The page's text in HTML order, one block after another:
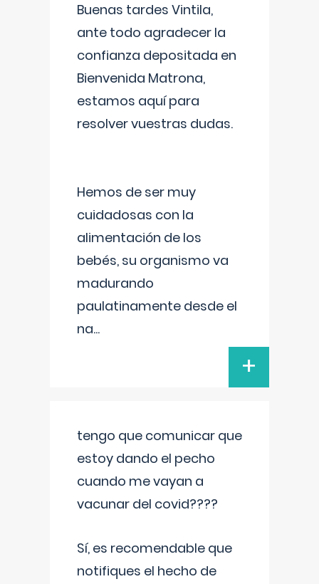
Buenas tardes Vintila,
ante todo agradecer la
confianza depositada en
Bienvenida Matrona,
estamos aquí para
resolver vuestras dudas.
Hemos de ser muy
cuidadosas con la
alimentación de los
bebés, su organismo va
madurando
paulatinamente desde el
na...
+
tengo que comunicar que
estoy dando el pecho
cuando me vayan a
vacunar del covid????
Sí, es recomendable que
notifiques el hecho de